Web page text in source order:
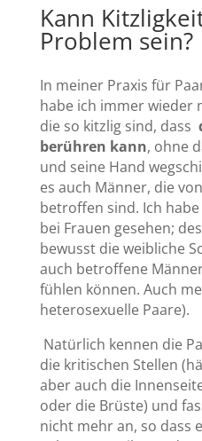
Kann
Problem sein?
In meiner Praxis für
habe ich immer wieder
die so kitzlig sind, dass
berühren kann, ohne
und seine Hand
es auch Männer, die
betroffen sind. Ich
bei Frauen gesehen;
bewusst die weibliche
auch betroffene
fühlen können. Auch
heterosexuelle Paare).
Natürlich kennen die
die kritischen Stellen
aber auch die
oder die Brüste) und
nicht mehr an, so dass